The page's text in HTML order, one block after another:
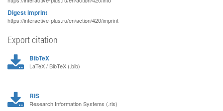
Digest imprint
https://interactive-plus.ru/en/action/420/imprint
Export citation
BibTeX
LaTeX / BibTeX (.bib)
RIS
Research Information Systems (.ris)